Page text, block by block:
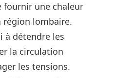
fournir une chaleur
région lombaire.
à détendre les
la circulation
les tensions.